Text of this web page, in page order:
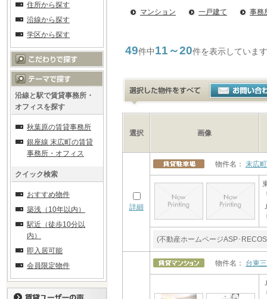
マンション 一戸建て 事務
49件中11～20件を表示していま
選択 画像
詳細
物件名： 末広
(不動産ホームページASP･
物件名： 台東
住所から探す
沿線から探す
学区から探す
沿線と駅で賃貸事務所・
オフィスを探す
秋葉原の賃貸事務所
銀座線 末広町の賃貸
事務所・オフィス
クイック検索
おすすめ物件
築浅（10年以内）
駅近（徒歩10分以
内）
即入居可能
会員限定物件